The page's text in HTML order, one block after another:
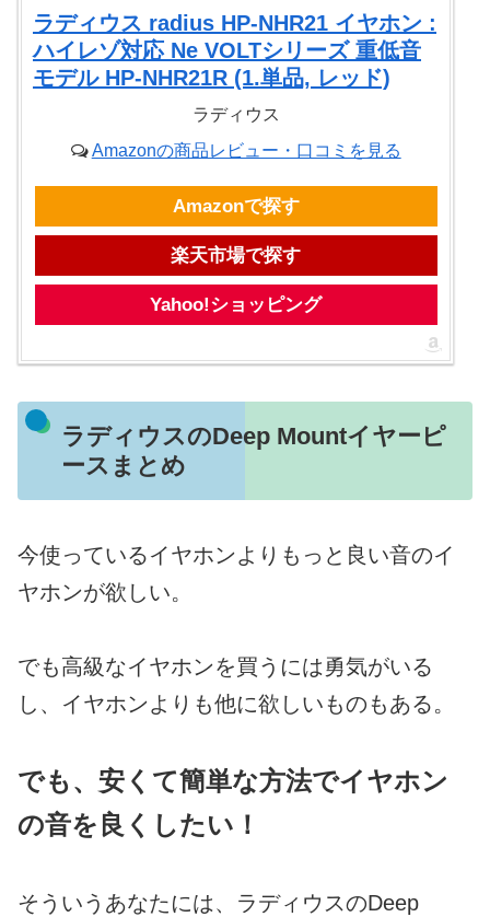
ラディウス radius HP-NHR21 イヤホン :
ハイレゾ対応 Ne VOLTシリーズ 重低音
モデル HP-NHR21R (1.単品, レッド)
ラディウス
Amazonの商品レビュー・口コミを見る
Amazonで探す
楽天市場で探す
Yahoo!ショッピング
ラディウスのDeep Mountイヤーピ
ースまとめ
今使っているイヤホンよりもっと良い音のイ
ヤホンが欲しい。
でも高級なイヤホンを買うには勇気がいる
し、イヤホンよりも他に欲しいものもある。
でも、安くて簡単な方法でイヤホン
の音を良くしたい！
そういうあなたには、ラディウスのDeep